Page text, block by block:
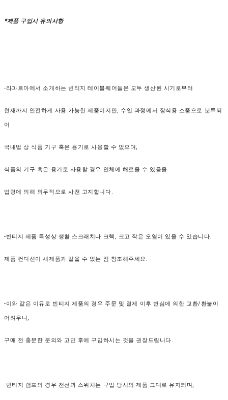
*제품 구입시 유의사항
-라파르마에서 소개하는 빈티지 테이블웨어들은 모두 생산된 시기로부터
현재까지 안전하게 사용 가능한 제품이지만, 수입 과정에서 장식용 소품으로 분류되
어
국내법 상 식품 기구 혹은 용기로 사용할 수 없으며,
식품의 기구 혹은 용기로 사용할 경우 인체에 해로울 수 있음을
법령에 의해 의무적으로 사전 고지합니다.
-빈티지 제품 특성상 생활 스크래치나 크랙, 크고 작은 오염이 있을 수 있습니다.
제품 컨디션이 새제품과 같을 수 없는 점 참조해주세요.
-이와 같은 이유로 빈티지 제품의 경우 주문 및 결제 이후 변심에 의한 교환/환불이
어려우니,
구매 전 충분한 문의와 고민 후에 구입하시는 것을 권장드립니다.
-빈티지 램프의 경우 전선과 스위치는 구입 당시의 제품 그대로 유지되며,